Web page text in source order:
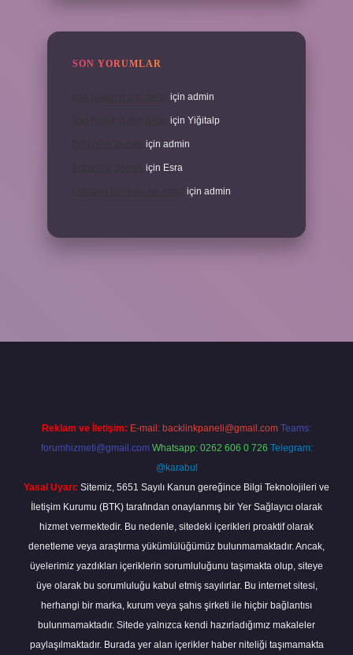
SON YORUMLAR
için admin
için Yiğitalp
Erbah ne demek için admin
Erbah ne demek için Esra
için admin
Reklam ve İletişim: E-mail: backlinkpaneli@gmail.com Teams:
forumhizmeti@gmail.com Whatsapp: 0262 606 0 726 Telegram:
@karabul
Yasal Uyarı: Sitemiz, 5651 Sayılı Kanun gereğince Bilgi Teknolojileri ve
İletişim Kurumu (BTK) tarafından onaylanmış bir Yer Sağlayıcı olarak
hizmet vermektedir. Bu nedenle, sitedeki içerikleri proaktif olarak
denetleme veya araştırma yükümlülüğümüz bulunmamaktadır. Ancak,
üyelerimiz yazdıkları içeriklerin sorumluluğunu taşımakta olup, siteye
üye olarak bu sorumluluğu kabul etmiş sayılırlar. Bu internet sitesi,
herhangi bir marka, kurum veya şahıs şirketi ile hiçbir bağlantısı
bulunmamaktadır. Sitede yalnızca kendi hazırladığımız makaleler
paylaşılmaktadır. Burada yer alan içerikler haber niteliği taşımamakta